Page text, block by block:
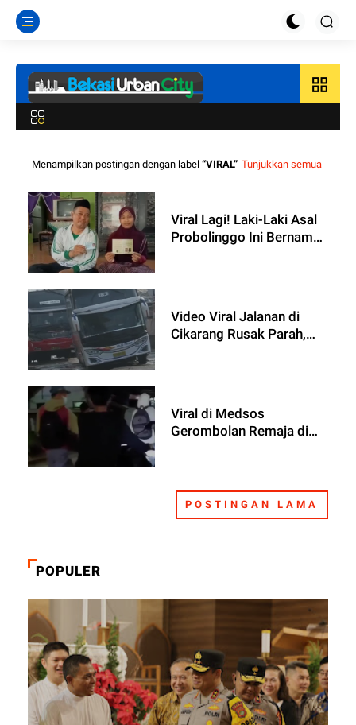
grid_view
Menampilkan postingan dengan label VIRAL Tunjukkan semua
Viral Lagi! Laki-Laki Asal
Probolinggo Ini Bernama
Video Viral Jalanan di
Cikarang Rusak Parah,
Viral di Medsos
Gerombolan Remaja di
POSTINGAN LAMA
POPULER